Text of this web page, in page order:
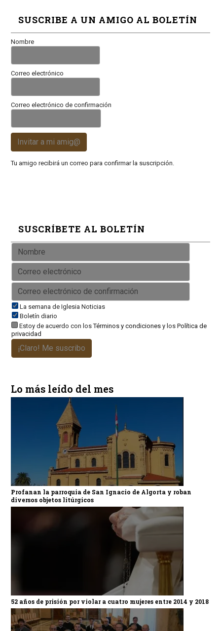
SUSCRIBE A UN AMIGO AL BOLETÍN
Nombre
Correo electrónico
Correo electrónico de confirmación
Invitar a mi amig@
Tu amigo recibirá un correo para confirmar la suscripción.
SUSCRÍBETE AL BOLETÍN
La semana de Iglesia Noticias
Boletín diario
Estoy de acuerdo con losTérminos y condicionesy los Política de
privacidad
¡Claro! Me suscribo
Lo más leído del mes
Profanan la parroquia de San Ignacio de Algorta y roban
diversos objetos litúrgicos
52 años de prisión por violar a cuatro mujeres entre 2014 y 2018